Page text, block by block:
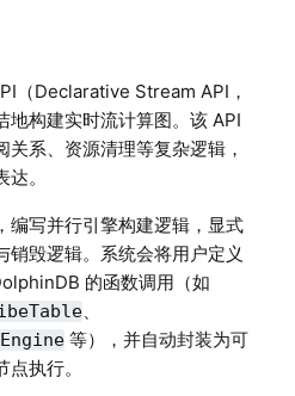
（Declarative Stream API，
地构建实时流计算图。该 API
系、资源清理等复杂逻辑，
。
编写并行引擎构建逻辑，显式
销毁逻辑。系统会将用户定义
的函数调用（如
、
等），并自动封装为可
执行。